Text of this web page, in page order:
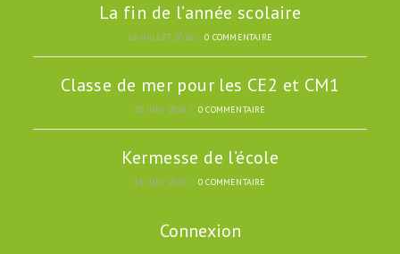
La fin de l’année scolaire
16 JUILLET 2026 / 0 COMMENTAIRE
Classe de mer pour les CE2 et CM1
23 JUIN 2026 / 0 COMMENTAIRE
Kermesse de l’école
18 JUIN 2026 / 0 COMMENTAIRE
Connexion